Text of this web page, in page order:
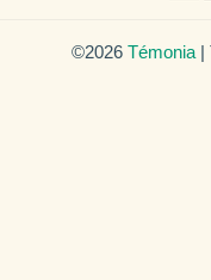
©2026 Témonia |